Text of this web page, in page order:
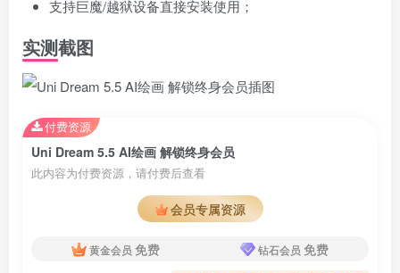
支持巨魔/越狱设备直接安装使用；
实测截图
Uni Dream 5.5 AI绘画 解锁终身会员
此内容为付费资源，请付费后查看
会员专属资源
黄金会员 免费 钻石会员 免费
付费资源